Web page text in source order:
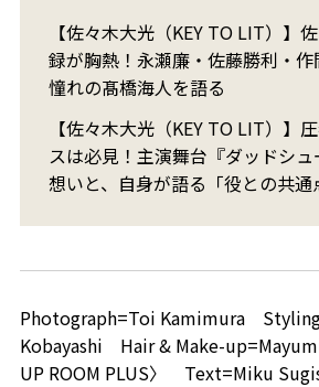
【佐々木大光（KEY TO LIT）】
録が胸熱！永瀬廉・佐藤勝利・
憧れの髙橋海人を語る
【佐々木大光（KEY TO LIT）】
スは必見！主演舞台『ダッドシ
想いと、自身が語る「役との共通
Photograph=Toi Kamimura
Kobayashi Hair & Make-
UP ROOM PLUS〉 Text=Miku